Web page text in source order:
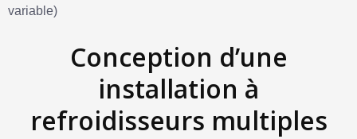
variable)
Conception d’une
installation à
refroidisseurs multiples